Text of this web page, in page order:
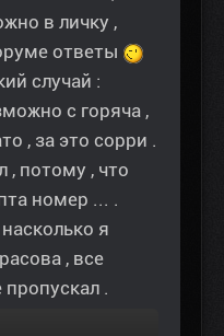
в личку ,
ответы
случай :
с горяча ,
, за это сорри .
, потому , что
номер ... .
я
, все
.